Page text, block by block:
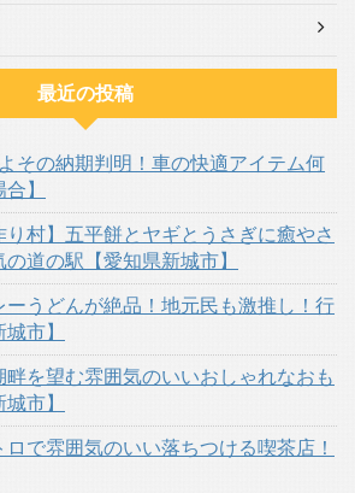
最近の投稿
その納期判明！車の快適アイテム何
】
り村】五平餅とヤギとうさぎに癒やさ
道の駅【愛知県新城市】
ーうどんが絶品！地元民も激推し！行
市】
畔を望む雰囲気のいいおしゃれなおも
市】
ロで雰囲気のいい落ちつける喫茶店！